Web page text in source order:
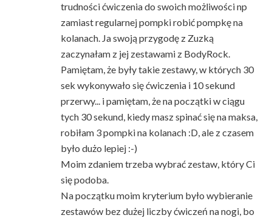
trudności ćwiczenia do swoich możliwości np
zamiast regularnej pompki robić pompkę na
kolanach. Ja swoją przygodę z Zuzką
zaczynałam z jej zestawami z BodyRock.
Pamiętam, że były takie zestawy, w których 30
sek wykonywało się ćwiczenia i 10 sekund
przerwy... i pamiętam, że na początki w ciągu
tych 30 sekund, kiedy masz spinać się na maksa,
robiłam 3 pompki na kolanach :D, ale z czasem
było dużo lepiej :-)
Moim zdaniem trzeba wybrać zestaw, który Ci
się podoba.
Na początku moim kryterium było wybieranie
zestawów bez dużej liczby ćwiczeń na nogi, bo